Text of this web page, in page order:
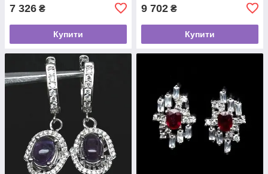
7 326 ₴
Купити
9 702 ₴
Купити